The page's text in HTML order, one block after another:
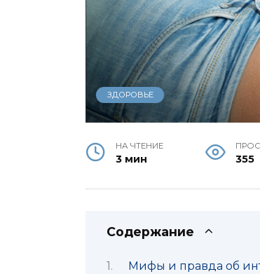
ЗДОРОВЬЕ
НА ЧТЕНИЕ
3 мин 355
Содержание
Мифы и правда об